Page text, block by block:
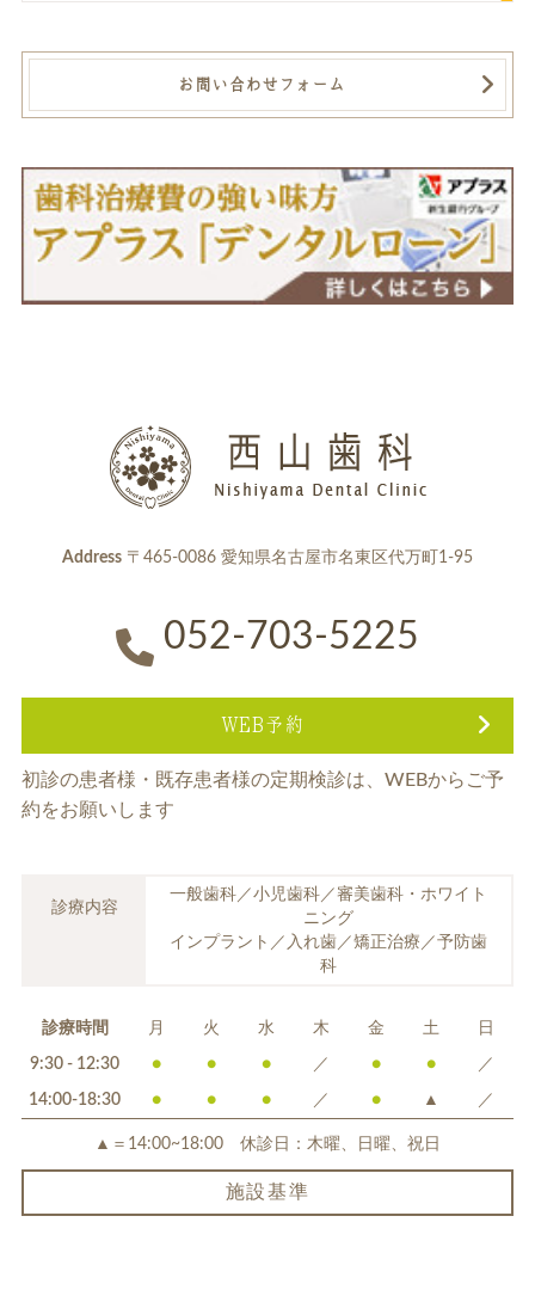
お問い合わせフォーム
Address 〒465-0086 愛知県名古屋市名東区代万町1-95
052-703-5225
WEB予約
初診の患者様・既存患者様の定期検診は、 WEBからご予
約をお願いします
診療内容
一般歯科／小児歯科／審美歯科・ホワイト
ニング
インプラント／入れ歯／矯正治療／予防歯
科
診療時間 月 火 水 木 金 土 日
9:30 - 12:30 ● ● ● ／ ● ● ／
14:00-18:30 ● ● ● ／ ● ▲ ／
▲＝14:00~18:00 休診日：木曜、日曜、祝日
施設基準